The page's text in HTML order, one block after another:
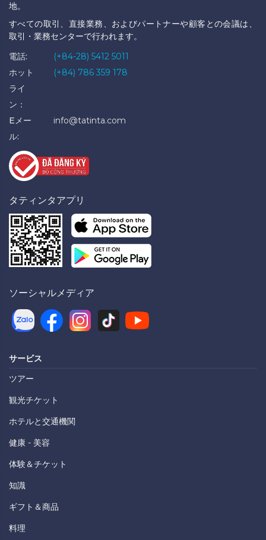
地。
すべての取引、直接業務、およびパートナーや顧客との会議は、
取引・業務センターで行われます。
電話:
(+84-28) 5412 5011
ホット
ライ
ン：
(+84) 786 359 178
Eメー
ル:
info@tatinta.com
タティンタアプリ
ソーシャルメディア
サービス
ツアー
観光チケット
ホテルと交通機関
健康 - 美容
体験＆チケット
知識
ギフト＆商品
料理